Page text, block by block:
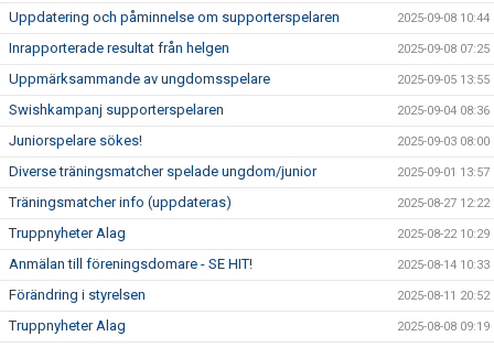
Uppdatering och påminnelse om supporterspelaren 2025-09-08 10:44
Inrapporterade resultat från helgen 2025-09-08 07:25
Uppmärksammande av ungdomsspelare 2025-09-05 13:55
Swishkampanj supporterspelaren 2025-09-04 08:36
Juniorspelare sökes! 2025-09-03 08:00
Diverse träningsmatcher spelade ungdom/junior 2025-09-01 13:57
Träningsmatcher info (uppdateras) 2025-08-27 12:22
Truppnyheter Alag 2025-08-22 10:29
Anmälan till föreningsdomare - SE HIT! 2025-08-14 10:33
Förändring i styrelsen 2025-08-11 20:52
Truppnyheter Alag 2025-08-08 09:19